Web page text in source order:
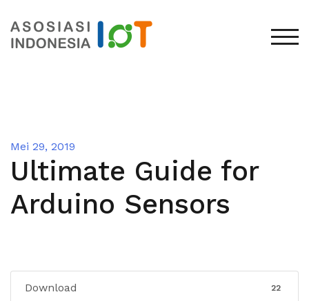
Mei 29, 2019
Ultimate Guide for
Arduino Sensors
Download 22